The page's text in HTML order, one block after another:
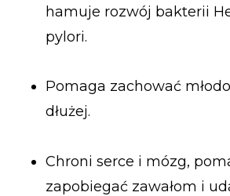
hamuje rozwój bakterii
pylori.
Pomaga zachować
dłużej.
Chroni serce i mózg,
zapobiegać zawałom i